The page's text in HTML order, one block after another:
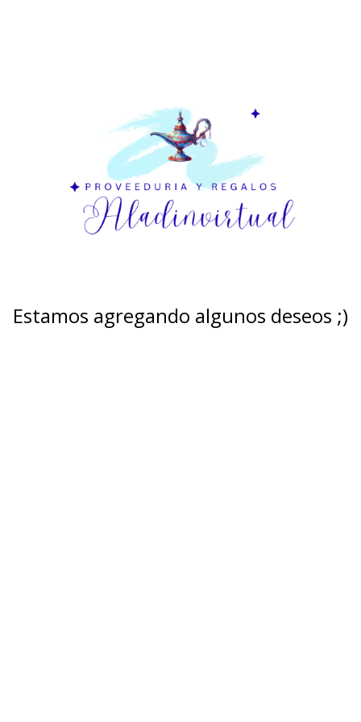
Estamos agregando algunos deseos ;)